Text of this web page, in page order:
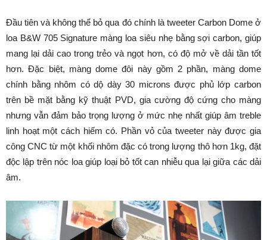
Đầu tiên và không thể bỏ qua đó chính là tweeter Carbon Dome ở
loa B&W 705 Signature màng loa siêu nhẹ bằng sợi carbon, giúp
mang lại dải cao trong trẻo và ngọt hơn, có độ mở về dải tần tốt
hơn. Đặc biệt, màng dome đôi này gồm 2 phần, màng dome
chính bằng nhôm có dộ dày 30 microns được phủ lớp carbon
trên bề mặt bằng kỹ thuật PVD, gia cường độ cứng cho màng
nhưng vẫn đảm bảo trọng lượng ở mức nhẹ nhất giúp âm treble
linh hoạt một cách hiếm có. Phần vỏ của tweeter này được gia
công CNC từ một khối nhôm đặc có trong lượng thô hơn 1kg, đặt
độc lập trên nóc loa giúp loại bỏ tốt can nhiễu qua lại giữa các dải
âm.